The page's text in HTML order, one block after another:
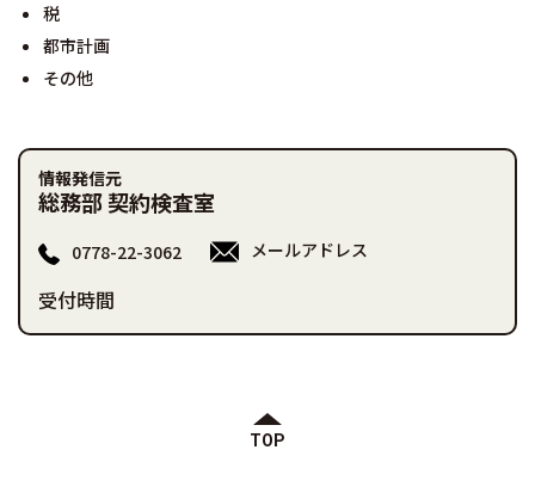
税
都市計画
その他
情報発信元
総務部 契約検査室
0778-22-3062 メールアドレス
受付時間
TOP